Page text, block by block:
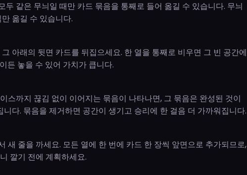
두 같은 무늬일 때만 카드 묶음을 통째로 들어 옮길 수 있습니다. 무늬
옮길 수 있습니다.
아래의 뒷면 카드를 뒤집으세요. 한 열을 통째로 비우면 그 빈 공간에
든 놓을 수 있어 가치가 큽니다.
스까지 끊김 없이 이어지는 묶음이 나타나면, 그 묶음은 완성된 것이
다. 묶음을 제거하면 공간이 생기고 승리에 한 걸음 더 가까워집니다.
새 줄을 까세요. 모든 열에 한 번에 카드 한 장씩 앞면으로 추가되므로,
깔기 전에 계획하세요.